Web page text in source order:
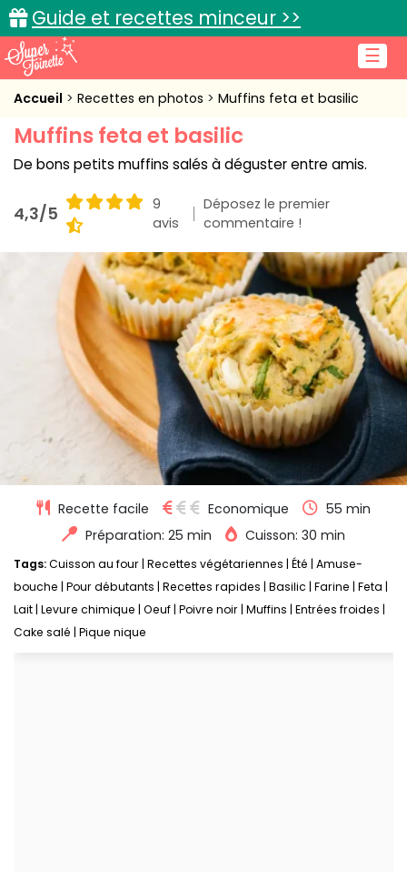
☰
Guide et recettes minceur >>
Accueil
Recettes de cuisine
Cuisine pratique
L'actu cuisine
Connexion
Accueil Recettes en photos Muffins feta et basilic
Muffins feta et basilic
De bons petits muffins salés à déguster entre amis.
4,3/5
9
avis
Déposez le premier
commentaire !
Recette facile Economique
55 min
Préparation: 25 min
Cuisson: 30 min
Tags:Cuisson au four Recettes végétariennes Été Amuse-
bouche Pour débutants Recettes rapides Basilic Farine Feta
Lait Levure chimique Oeuf Poivre noir Muffins Entrées froides
Cake salé Pique nique